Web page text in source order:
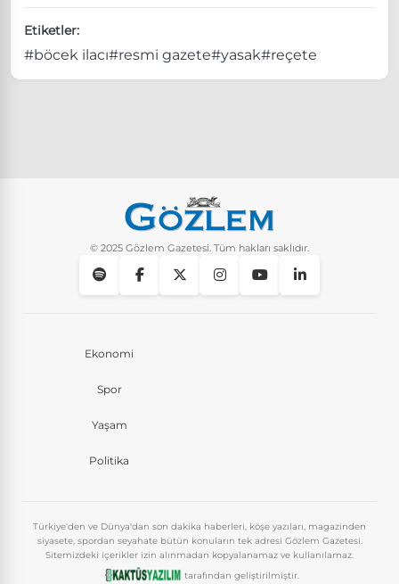
Etiketler:
#böcek ilacı#resmi gazete#yasak#reçete
© 2025 Gözlem Gazetesi. Tüm hakları saklıdır.
Ekonomi
Spor
Yaşam
Politika
Türkiye'den ve Dünya'dan son dakika haberleri, köşe yazıları, magazinden
siyasete, spordan seyahate bütün konuların tek adresi Gözlem Gazetesi.
Sitemizdeki içerikler izin alınmadan kopyalanamaz ve kullanılamaz.
tarafından geliştirilmiştir.